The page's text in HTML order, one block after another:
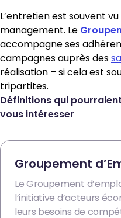
L’entretien est souvent
management. Le
accompagne ses
campagnes auprès des
réalisation – si cela est
tripartites.
Définitions qui pourraient
vous intéresser
Groupement
Le Groupement
l’initiative d’acteurs
leurs besoins de